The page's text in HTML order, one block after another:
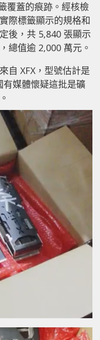
覆蓋的痕跡。經核檢
際標籤顯示的規格和
後，共 5,840 張顯示
總值逾 2,000 萬元。
自 XFX，型號估計是
有媒體懷疑這批是礦